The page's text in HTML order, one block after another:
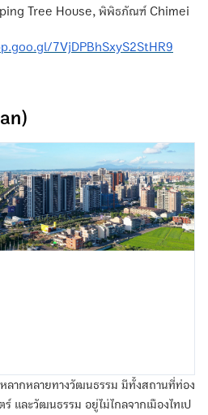
Tree House, พิพิธภัณฑ์ Chimei
7VjDPBhSxyS2StHR9
หลากหลายทางวัฒนธรรม มีทั้งสถานที่ท่อง
และวัฒนธรรม อยู่ไม่ไกลจากเมืองไทเป